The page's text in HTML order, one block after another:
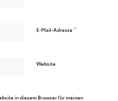
E-Mail-Adresse *
Website
in diesem Browser für meinen